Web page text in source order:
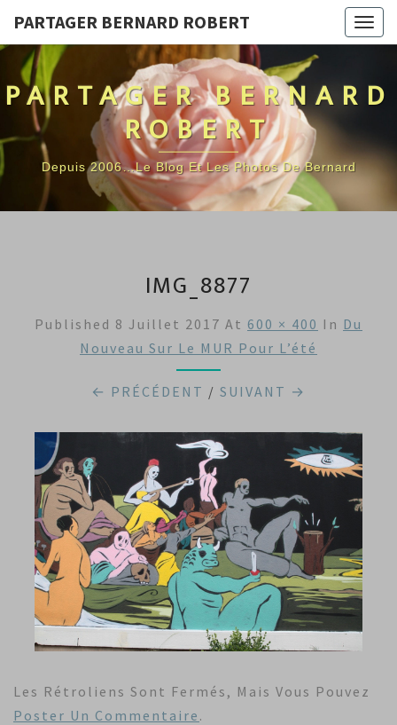
PARTAGER BERNARD ROBERT
PARTAGER BERNARD
ROBERT
Depuis 2006…Le Blog Et Les Photos De Bernard
IMG_8877
Published 8 Juillet 2017 At 600 × 400 In Du
Nouveau Sur Le MUR Pour L’été
← PRÉCÉDENT / SUIVANT →
Les Rétroliens Sont Fermés, Mais Vous Pouvez
Poster Un Commentaire .